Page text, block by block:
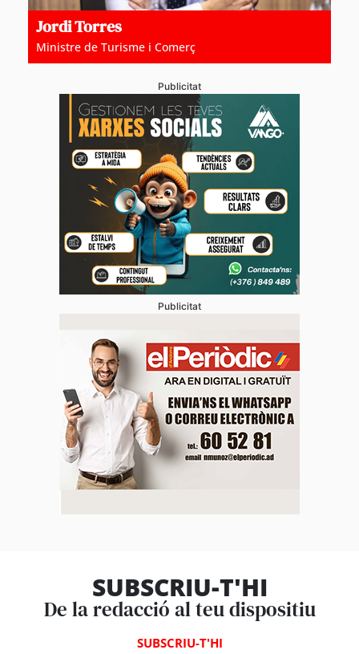
Jordi Torres
Ministre de Turisme i Comerç
Publicitat
Publicitat
SUBSCRIU-T'HI
De la redacció al teu dispositiu
SUBSCRIU-T'HI